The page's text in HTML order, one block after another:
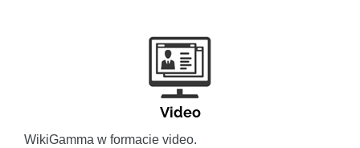
Video
WikiGamma w formacie video.